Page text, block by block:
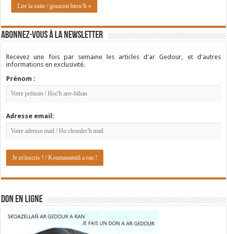
Lire la suite / gouzout hiroc'h »
Abonnez-vous à la newsletter
Recevez une fois par semaine les articles d'ar Gedour, et d'autres
informations en exclusivité.
Prénom :
Adresse email:
DON EN LIGNE